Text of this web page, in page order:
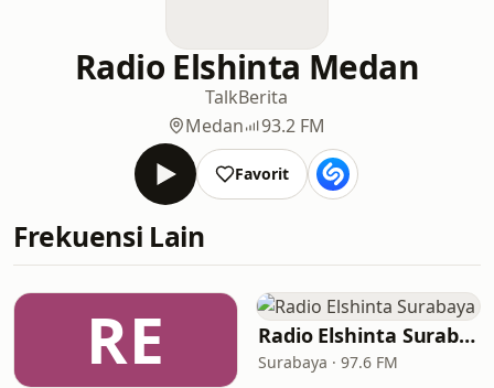
Radio Elshinta Medan
TalkBerita
Medan
93.2 FM
Favorit
Frekuensi Lain
RE Radio Elshinta Surabaya
Surabaya · 97.6 FM